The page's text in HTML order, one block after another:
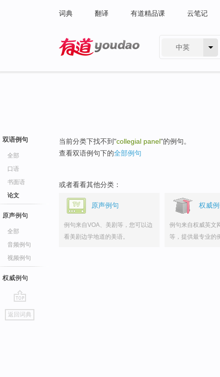
词典 翻译 有道精品课 云笔记
中英
双语例句
全部
口语
书面语
论文
原声例句
全部
音频例句
视频例句
权威例句
go
top
返回词典
当前分类下找不到"collegial panel"的例句。
查看双语例句下的全部例句
或者看看其他分类：
原声例句
例句来自VOA、美剧等，您可以边
看美剧边学地道的美语。
权威
例句来自权威英文
等，提供最专业的